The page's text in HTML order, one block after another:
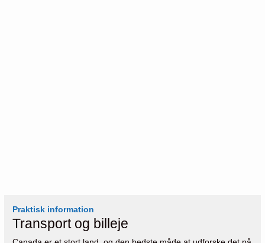
Praktisk information
Transport og billeje